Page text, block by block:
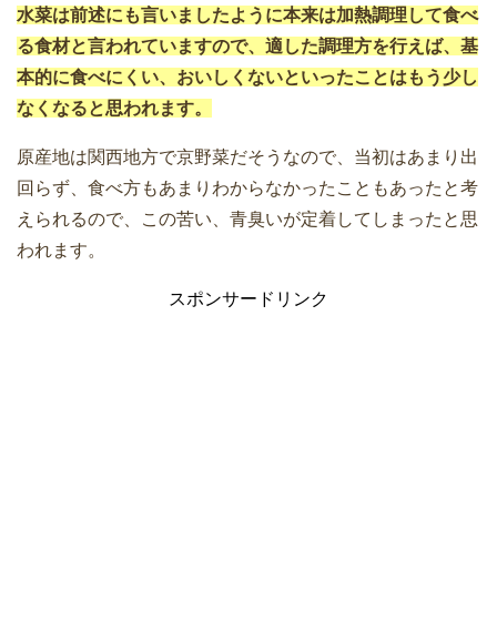
水菜は前述にも言いましたように本来は加熱調理して食べ
る食材と言われていますので、適した調理方を行えば、基
本的に食べにくい、おいしくないといったことはもう少し
なくなると思われます。
原産地は関西地方で京野菜だそうなので、当初はあまり出
回らず、食べ方もあまりわからなかったこともあったと考
えられるので、この苦い、青臭いが定着してしまったと思
われます。
スポンサードリンク